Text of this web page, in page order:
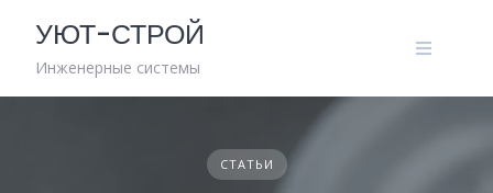
content
УЮТ-СТРОЙ
Инженерные системы
СТАТЬИ